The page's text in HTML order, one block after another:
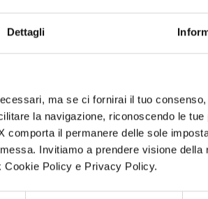
Dettagli
ma se ci fornirai il tuo
la navigazione, riconoscendo le
il permanere delle sole
Invitiamo a prendere visione della
Cookie Policy e Privacy Policy.